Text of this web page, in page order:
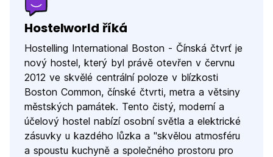
Hostelworld říká
Hostelling International Boston - Čínská čtvrť je
nový hostel, který byl právě otevřen v červnu
2012 ve skvělé centrální poloze v blízkosti
Boston Common, čínské čtvrti, metra a větsiny
městských památek. Tento čistý, moderní a
účelový hostel nabízí osobní světla a elektrické
zásuvky u kazdého lůzka a "skvělou atmosféru
a spoustu kuchyně a společného prostoru pro